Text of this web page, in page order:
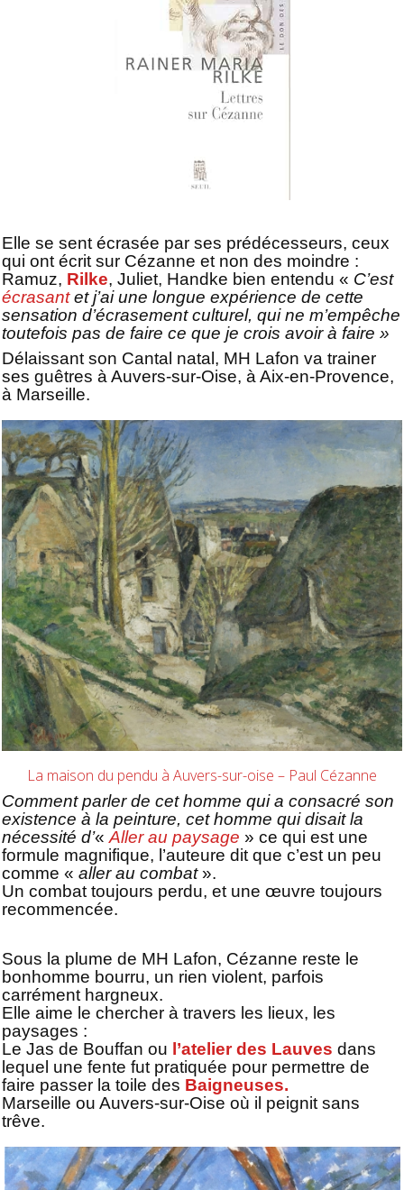
Elle se sent écrasée par ses prédécesseurs, ceux
qui ont écrit sur Cézanne et non des moindre :
Ramuz, Rilke, Juliet, Handke bien entendu « C’est
écrasantet j’ai une longue expérience de cette
sensation d’écrasement culturel, qui ne m’empêche
toutefois pas de faire ce que je crois avoir à faire »
Délaissant son Cantal natal, MH Lafon va trainer
ses guêtres à Auvers-sur-Oise, à Aix-en-Provence,
à Marseille.
La maison du pendu à Auvers-sur-oise – Paul Cézanne
Comment parlerde cet homme qui a consacré son
existence à la peinture, cet homme qui disait la
nécessité d’« Aller au paysage » ce qui est une
formule magnifique, l’auteure dit que c’est un peu
comme « aller au combat».
Un combat toujours perdu, et une œuvre toujours
recommencée.
Sous la plume de MH Lafon, Cézanne reste le
bonhomme bourru, un rien violent, parfois
carrément hargneux.
Elle aime le chercher à travers les lieux, les
paysages :
Le Jas de Bouffan ou l’atelier des Lauves dans
lequel une fente fut pratiquée pour permettre de
faire passer la toile des Baigneuses.
Marseille ou Auvers-sur-Oise où il peignit sans
trêve.